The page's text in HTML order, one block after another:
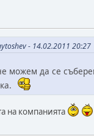
- 14.02.2011 20:27
можем да се
на компанията